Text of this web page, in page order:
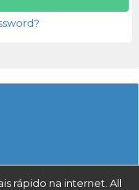
rápido na internet. All